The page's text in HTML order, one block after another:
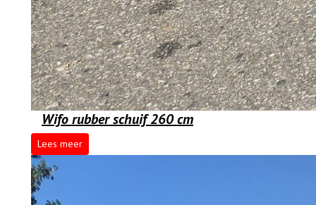
Wifo rubber schuif 260 cm
Lees meer